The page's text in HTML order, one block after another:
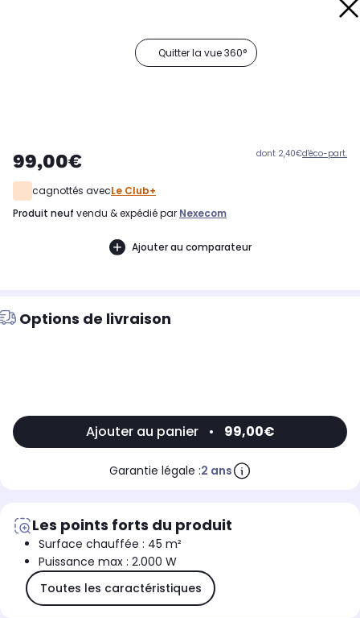
Quitter la vue 360°
99,00€ dont 2,40€d'éco-part.
cagnottés avecLe Club+
produit neuf vendu & expédié par Nexecom
Ajouter au comparateur
Options de livraison
Ajouter au panier • 99,00€
Garantie légale :2 ans
Les points forts du produit
Surface chauffée : 45 m²
Puissance max : 2.000 W
Toutes les caractéristiques